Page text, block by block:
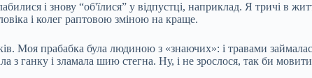
і знову “об'їлися” у відпустці, наприклад. Я тричі в
і колег раптовою зміною на краще.
Моя прабабка була людиною з «знаючих»: і травами
з ганку і зламала шию стегна. Ну, і не зрослося, так би